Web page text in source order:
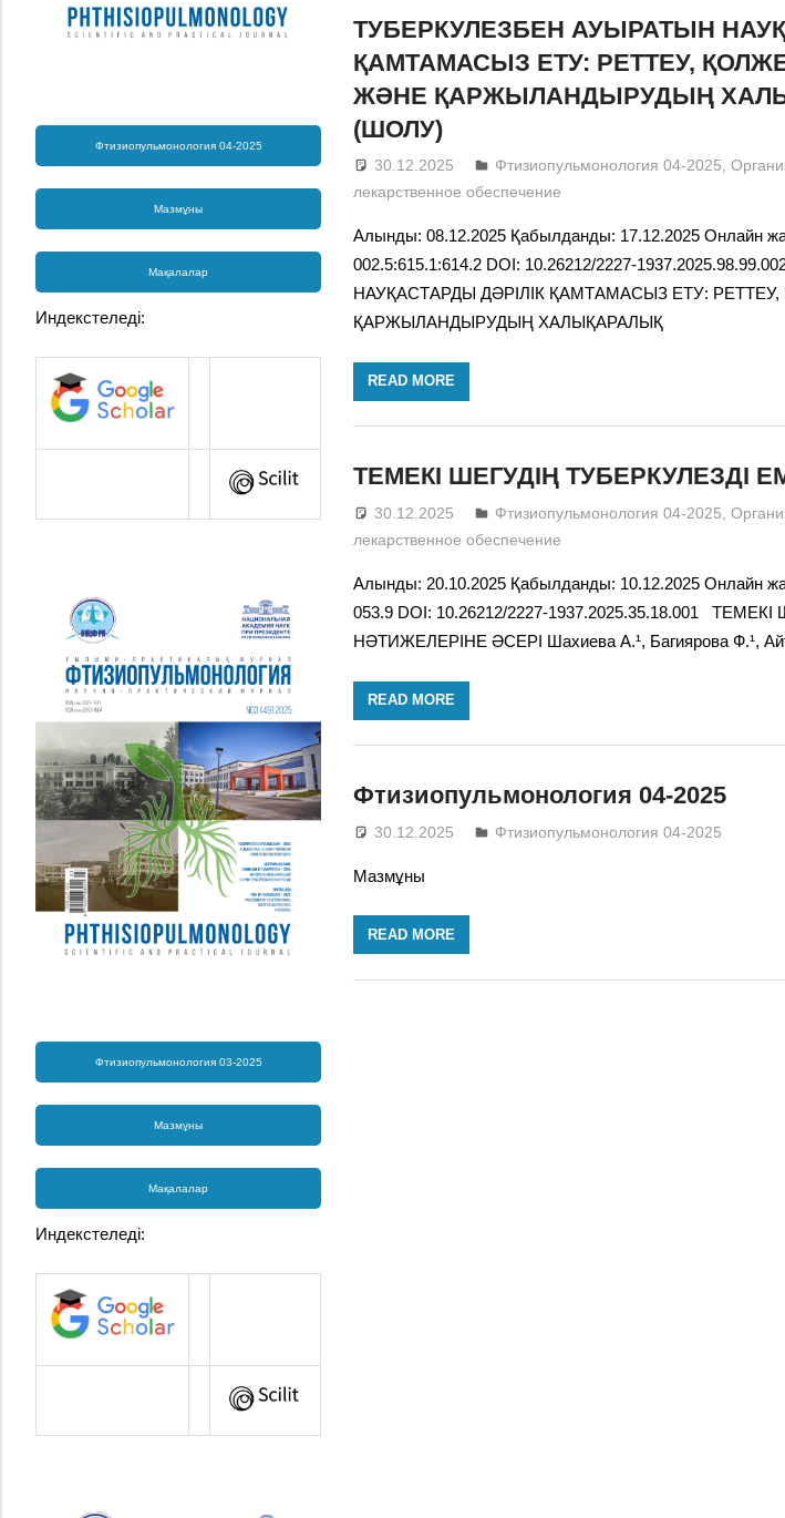
ТУБЕРКУЛЕЗБЕН АУЫРАТЫН
ҚАМТАМАСЫЗ ЕТУ: РЕТТЕУ,
ЖӘНЕ ҚАРЖЫЛАНДЫРУДЫҢ
(ШОЛУ)
30.12.2025 admin
Фтизиопульмонология 04-2025,
лекарственное обеспечение
Алынды: 08.12.2025 Қабылданды: 17.12.2025 Онлайн
002.5:615.1:614.2 DOI: 10.26212/2227-
НАУҚАСТАРДЫ ДӘРІЛІК ҚАМТАМАСЫЗ ЕТУ:
ҚАРЖЫЛАНДЫРУДЫҢ ХАЛЫҚАРАЛЫҚ
READ MORE
ТЕМЕКІ ШЕГУДІҢ ТУБЕРКУЛЕЗДІ
30.12.2025 admin
Фтизиопульмонология 04-2025
лекарственное обеспечение
Алынды: 20.10.2025 Қабылданды: 10.12.2025 Онлайн
053.9 DOI: 10.26212/2227-1937.2025.35.18.001
НӘТИЖЕЛЕРІНЕ ӘСЕРІ Шахиева А.¹, Багиярова Ф.¹,
READ MORE
Фтизиопульмонология 04-2025
30.12.2025 admin
Фтизиопульмонология 04-2025
Мазмұны
READ MORE
Фтизиопульмонология 04-2025
Мазмұны
Мақалалар
Индекстеледі:
Фтизиопульмонология 03-2025
Мазмұны
Мақалалар
Индекстеледі: